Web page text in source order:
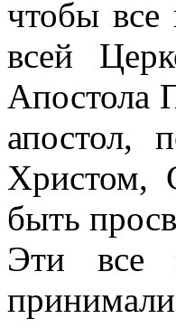
чтобы все
всей
Апостола
апостол,
Христом,
быть
Эти все